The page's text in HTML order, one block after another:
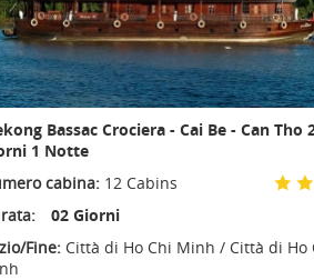
Bassac Crociera - Cai Be - Can Tho
1 Notte
cabina:12 Cabins
02 Giorni
Fine:Città di Ho Chi Minh / Città di Ho